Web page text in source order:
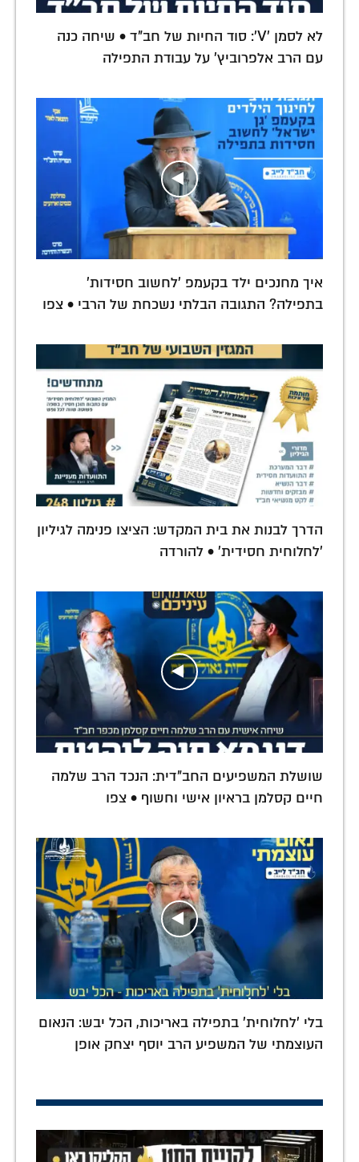
לא לסמן 'V': סוד החיות של חב"ד • שיחה כנה
עם הרב אלפרוביץ' על עבודת התפילה
איך מחנכים ילד בקעמפ 'לחשוב חסידות'
בתפילה? התגובה הבלתי נשכחת של הרבי • צפו
הדרך לבנות את בית המקדש: הציצו פנימה לגיליון
'לחלוחית חסידית' • להורדה
שושלת המשפיעים החב"דית: הנכד הרב שלמה
חיים קסלמן בראיון אישי וחשוף • צפו
בלי 'לחלוחית' בתפילה באריכות, הכל יבש: הנאום
העוצמתי של המשפיע הרב יוסף יצחק אופן